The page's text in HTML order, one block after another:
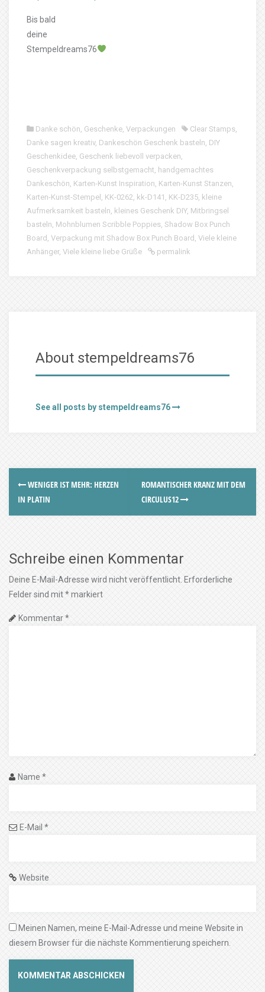
Bis bald
deine
Stempeldreams76
Danke schön, Geschenke, Verpackungen Clear Stamps,
Danke sagen kreativ, Dankeschön Geschenk basteln, DIY
Geschenkidee, Geschenk liebevoll verpacken,
Geschenkverpackung selbstgemacht, handgemachtes
Dankeschön, Karten-Kunst Inspiration, Karten-Kunst Stanzen,
Karten-Kunst-Stempel , KK-0262, kk-D141 , KK-D235, kleine
Aufmerksamkeit basteln, kleines Geschenk DIY, Mitbringsel
basteln, Mohnblumen Scribble Poppies, Shadow Box Punch
Board , Verpackung mit Shadow Box Punch Board , Viele kleine
Anhänger, Viele kleine liebe Grüße permalink
About stempeldreams76
See all posts by stempeldreams76
WENIGER IST MEHR: HERZEN
IN PLATIN
ROMANTISCHER KRANZ MIT DEM
CIRCULUS12
Schreibe einen Kommentar
Deine E-Mail-Adresse wird nicht veröffentlicht. Erforderliche
Felder sind mit*markiert
Kommentar*
Name *
E-Mail *
Website
Meinen Namen, meine E-Mail-Adresse und meine Website in
diesem Browser für die nächste Kommentierung speichern.